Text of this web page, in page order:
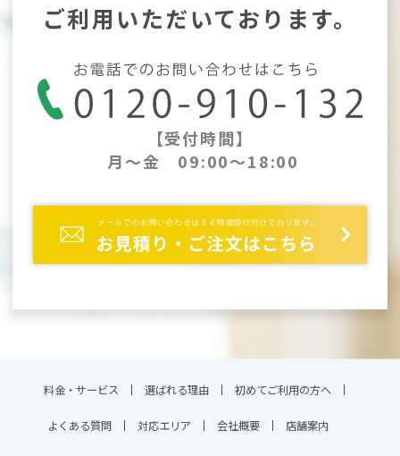
ご利用いただいております。
【受付時間】
月～金 09:00～18:00
料金・サービス 選ばれる理由 初めてご利用の方へ
よくある質問 対応エリア 会社概要 店舗案内